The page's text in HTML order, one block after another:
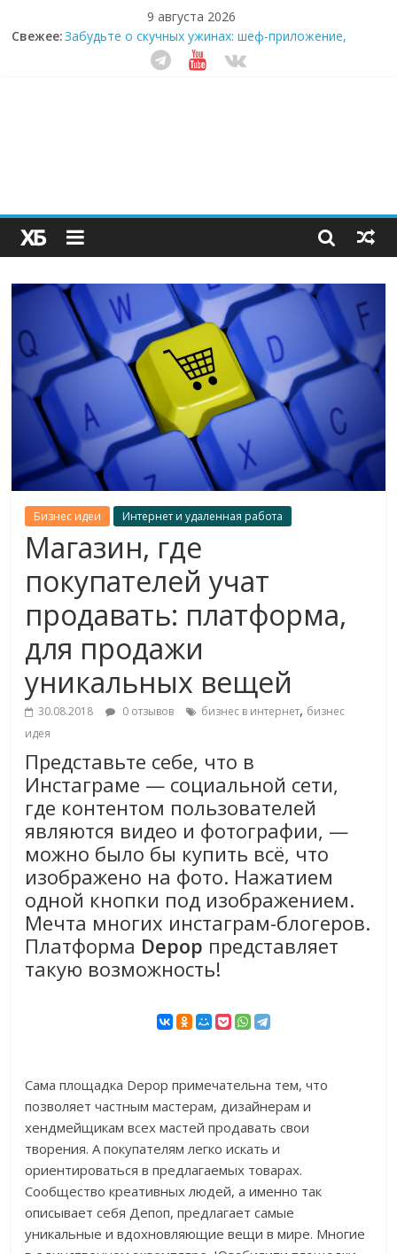
9 августа 2026
Свежее:
Секрет супергидратации: почему кокосовая вода с
пребиотиками становится главным трендом
здорового питания
Как простая наклейка заставляет миллионы людей
не забывать о самом важном креме этим летом
Бизнес идеи Интернет и удаленная работа
Магазин, где
покупателей учат
продавать: платформа,
для продажи
уникальных вещей
30.08.2018 0 отзывов бизнес в интернет, бизнес
идея
Представьте себе, что в
Инстаграме — социальной сети,
где контентом пользователей
являются видео и фотографии, —
можно было бы купить всё, что
изображено на фото. Нажатием
одной кнопки под изображением.
Мечта многих инстаграм-блогеров.
Платформа Depop представляет
такую возможность!
Сама площадка Depop примечательна тем, что
позволяет частным мастерам, дизайнерам и
хендмейщикам всех мастей продавать свои
творения. А покупателям легко искать и
ориентироваться в предлагаемых товарах.
Сообщество креативных людей, а именно так
описывает себя Депоп, предлагает самые
уникальные и вдохновляющие вещи в мире. Многие